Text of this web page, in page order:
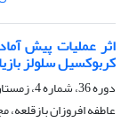
اثر عملیات پیش
کربوکسیل سلولز
دوره 36، شماره 4، زمستان 1396، صفحه
عاطفه افروزان